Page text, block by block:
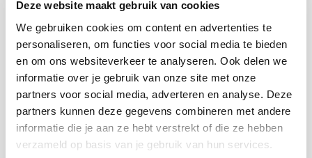
Deze website maakt gebruik van cookies
We gebruiken cookies om content en advertenties te
personaliseren, om functies voor social media te bieden
en om ons websiteverkeer te analyseren. Ook delen we
informatie over je gebruik van onze site met onze
partners voor social media, adverteren en analyse. Deze
partners kunnen deze gegevens combineren met andere
informatie die je aan ze hebt verstrekt of die ze hebben
verzameld op basis van je gebruik van hun services.
gebracht.
Dat is veelzeggend, want dan weet je direct dat het
serieus is achter de schermen. We zijn benieuwd naar
verdere ontwikkelingen...
🗣 1/2 “An unpopular, illegitimate, &
dangerous scheme in the eyes of the
overwhelming majority of fans.”